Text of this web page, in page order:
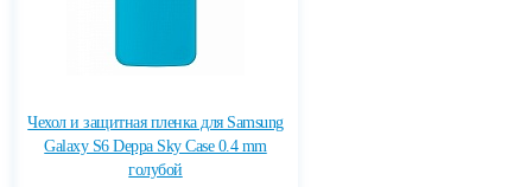
Чехол и защитная пленка для Samsung
Galaxy S6 Deppa Sky Case 0.4 mm
голубой